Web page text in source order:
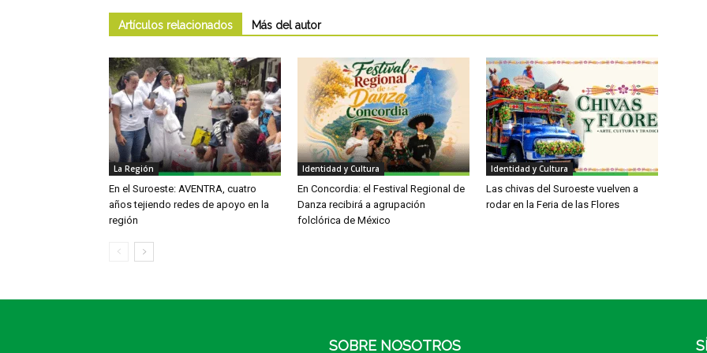
Artículos relacionados Más del autor
La Región
En el Suroeste: AVENTRA, cuatro
años tejiendo redes de apoyo en la
región
Identidad y Cultura
En Concordia: el Festival Regional de
Danza recibirá a agrupación
folclórica de México
Identidad y Cultura
Las chivas del Suroeste vuelven a
rodar en la Feria de las Flores
SOBRE NOSOTROS